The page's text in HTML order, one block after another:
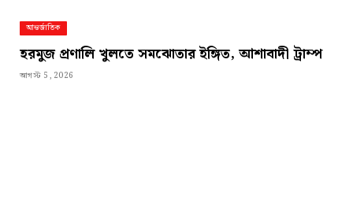
আন্তর্জাতিক
হরমুজ প্রণালি খুলতে সমঝোতার ইঙ্গিত, আশাবাদী ট্রাম্প
আগস্ট 5, 2026